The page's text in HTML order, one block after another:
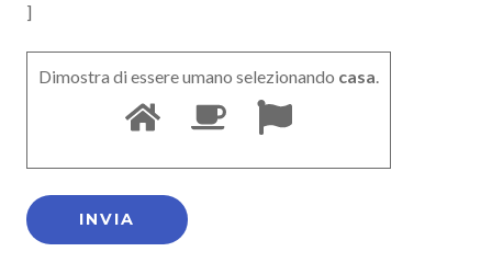
]
Dimostra di essere umano selezionando casa.